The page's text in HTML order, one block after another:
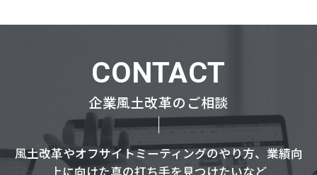
CONTACT
企業風土改革のご相談
風土改革やオフサイトミーティングのやり方、業績向